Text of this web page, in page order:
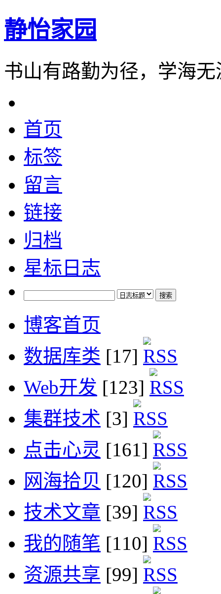
静怡家园
书山有路勤为径，学海
首页
标签
留言
链接
归档
星标日志
博客首页
数据库类 [17]
Web开发 [123]
集群技术 [3]
点击心灵 [161]
网海拾贝 [120]
技术文章 [39]
我的随笔 [110]
资源共享 [99]